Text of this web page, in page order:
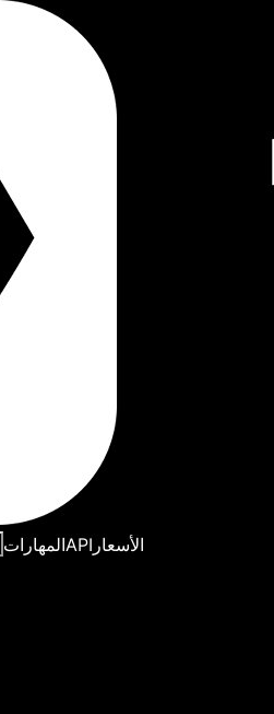
المهاراتAPI الأسعار